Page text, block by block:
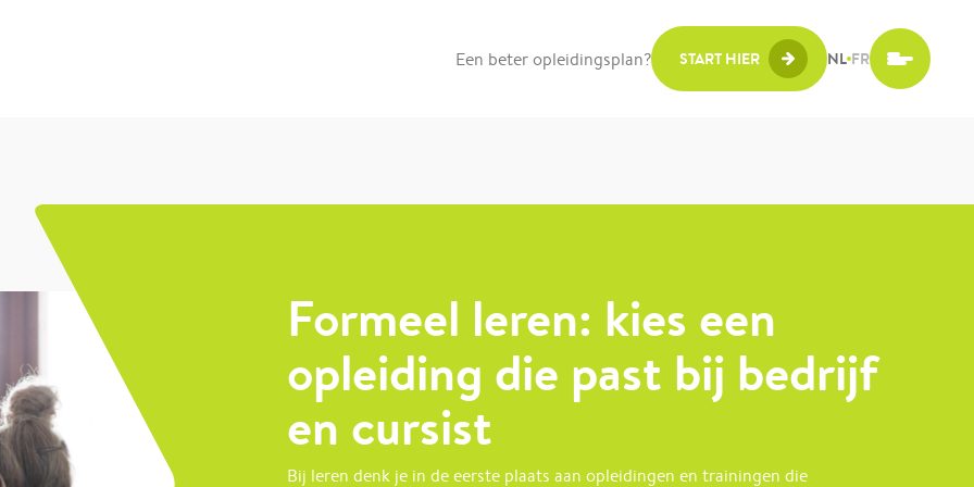
Een beter opleidingsplan? START HIER NL FR
Formeel leren: kies een
opleiding die past bij bedrijf
en cursist
Bij leren denk je in de eerste plaats aan opleidingen en trainingen die